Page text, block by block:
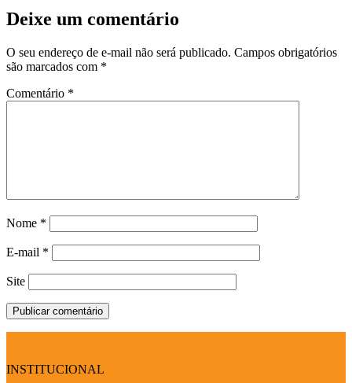
Deixe um comentário
O seu endereço de e-mail não será publicado. Campos obrigatórios
são marcados com *
Comentário *
Nome *
E-mail *
Site
INSTITUCIONAL